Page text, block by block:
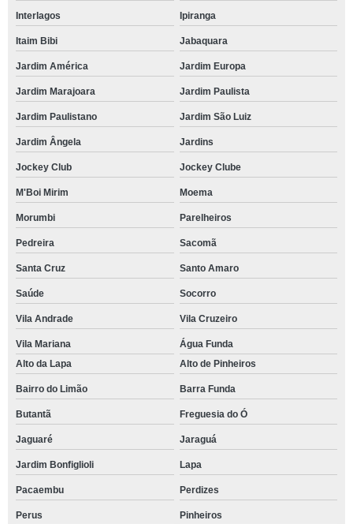
Interlagos Ipiranga
Itaim Bibi Jabaquara
Jardim América Jardim Europa
Jardim Marajoara Jardim Paulista
Jardim Paulistano Jardim São Luiz
Jardim Ângela Jardins
Jockey Club Jockey Clube
M'Boi Mirim Moema
Morumbi Parelheiros
Pedreira Sacomã
Santa Cruz Santo Amaro
Saúde Socorro
Vila Andrade Vila Cruzeiro
Vila Mariana
Água Funda
Alto da Lapa
Alto de Pinheiros
Bairro do Limão Barra Funda
Butantã Freguesia do Ó
Jaguaré Jaraguá
Jardim Bonfiglioli Lapa
Pacaembu Perdizes
Perus Pinheiros